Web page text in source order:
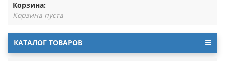
Корзина:
Корзина пуста
КАТАЛОГ ТОВАРОВ